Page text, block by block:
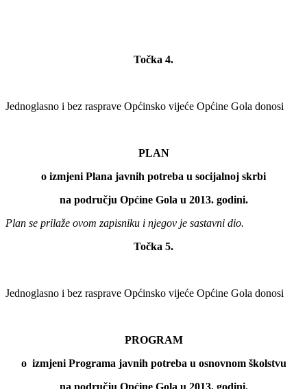
Točka 4.
Jednoglasno i bez rasprave Općinsko vijeće Općine Gola donosi
PLAN
o izmjeni Plana javnih potreba u socijalnoj skrbi
na području Općine Gola u 2013. godini.
Plan se prilaže ovom zapisniku i njegov je sastavni dio.
Točka 5.
Jednoglasno i bez rasprave Općinsko vijeće Općine Gola donosi
PROGRAM
o izmjeni Programa javnih potreba u osnovnom školstvu
na području Općine Gola u 2013. godini.